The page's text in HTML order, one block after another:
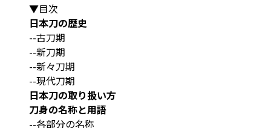
▼目次
日本刀の歴史
--古刀期
--新刀期
--新々刀期
--現代刀期
日本刀の取り扱い方
刀身の名称と用語
--各部分の名称